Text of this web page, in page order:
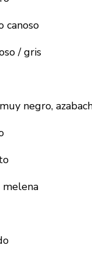
canoso
/ gris
negro,
melena